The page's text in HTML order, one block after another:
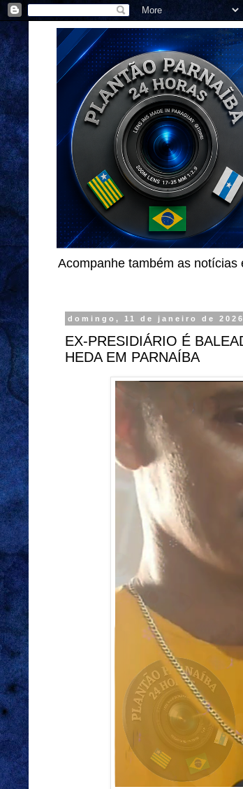
Acompanhe também as
domingo, 11 de janeiro de 2026
EX-PRESIDIÁRIO É
HEDA EM PARNAÍBA